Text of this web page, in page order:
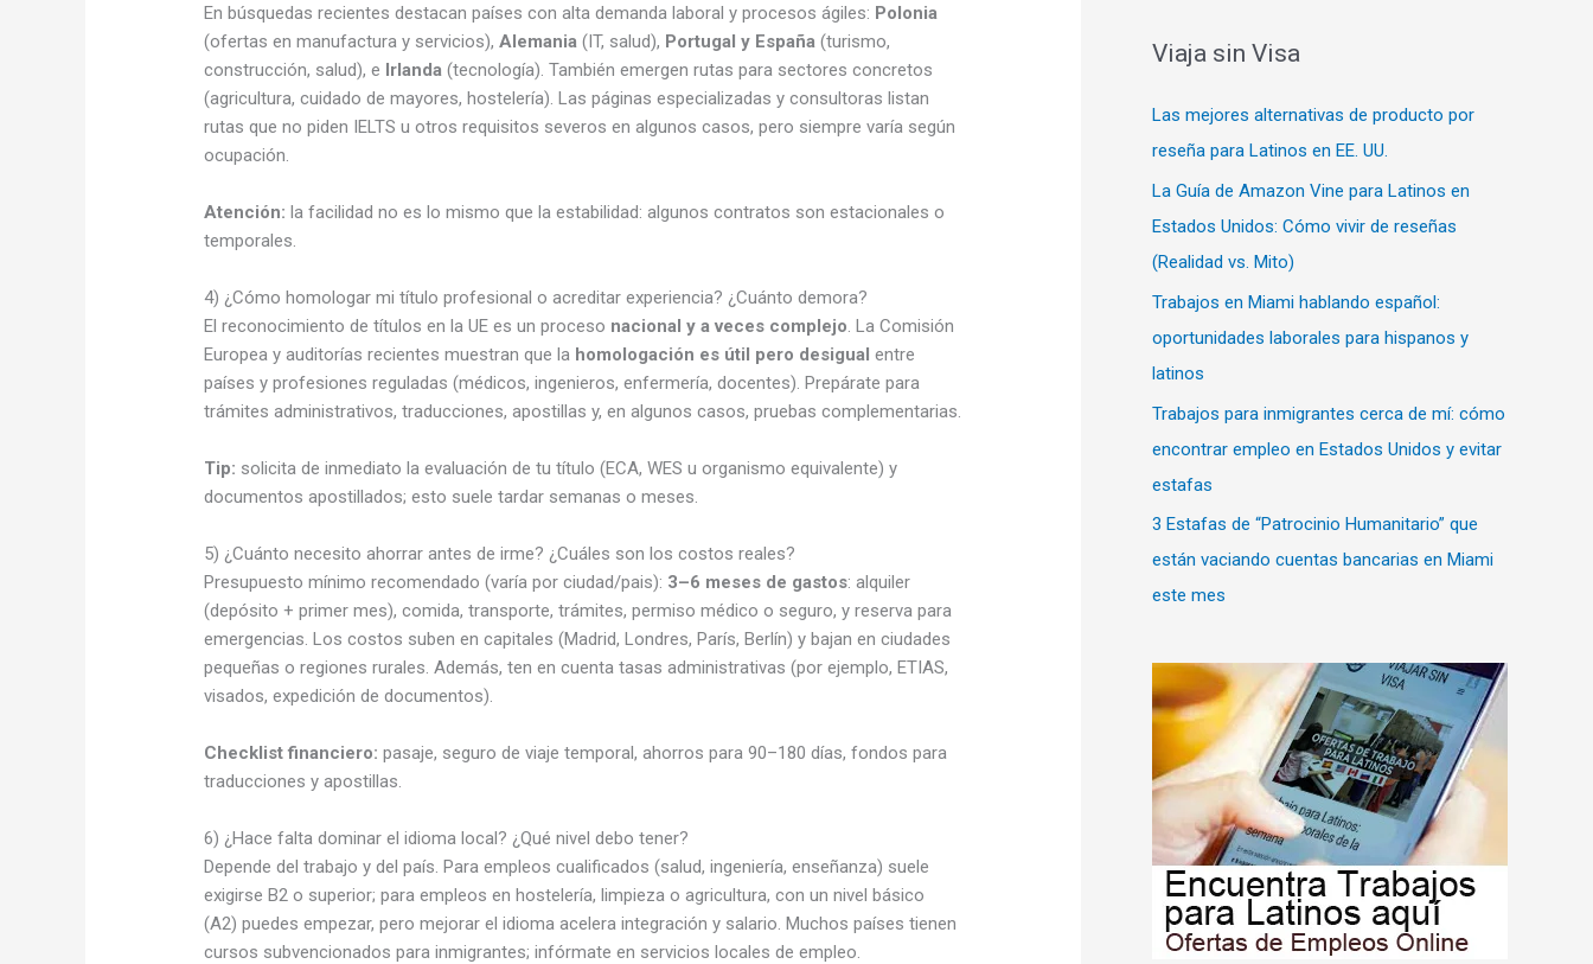
En búsquedas recientes destacan países con alta demanda laboral y procesos ágiles: Polonia
(ofertas en manufactura y servicios),Alemania (IT, salud), Portugal y España (turismo,
construcción, salud), e Irlanda (tecnología). También emergen rutas para sectores concretos
(agricultura, cuidado de mayores, hostelería). Las páginas especializadas y consultoras listan
rutas que no piden IELTS u otros requisitos severos en algunos casos, pero siempre varía según
ocupación.
Atención: la facilidad no es lo mismo que la estabilidad: algunos contratos son estacionales o
temporales.
4) ¿Cómo homologar mi título profesional o acreditar experiencia? ¿Cuánto demora?
El reconocimiento de títulos en la UE es un proceso nacional y a veces complejo. La Comisión
Europea y auditorías recientes muestran que la homologación es útil pero desigual entre
países y profesiones reguladas (médicos, ingenieros, enfermería, docentes). Prepárate para
trámites administrativos, traducciones, apostillas y, en algunos casos, pruebas complementarias.
Tip: solicita de inmediato la evaluación de tu título (ECA, WES u organismo equivalente) y
documentos apostillados; esto suele tardar semanas o meses.
5) ¿Cuánto necesito ahorrar antes de irme? ¿Cuáles son los costos reales?
Presupuesto mínimo recomendado (varía por ciudad/pais): 3–6 meses de gastos: alquiler
(depósito + primer mes), comida, transporte, trámites, permiso médico o seguro, y reserva para
emergencias. Los costos suben en capitales (Madrid, Londres, París, Berlín) y bajan en ciudades
pequeñas o regiones rurales. Además, ten en cuenta tasas administrativas (por ejemplo, ETIAS,
visados, expedición de documentos).
Checklist financiero: pasaje, seguro de viaje temporal, ahorros para 90–180 días, fondos para
traducciones y apostillas.
6) ¿Hace falta dominar el idioma local? ¿Qué nivel debo tener?
Depende del trabajo y del país. Para empleos cualificados (salud, ingeniería, enseñanza) suele
exigirse B2 o superior; para empleos en hostelería, limpieza o agricultura, con un nivel básico
(A2) puedes empezar, pero mejorar el idioma acelera integración y salario. Muchos países tienen
cursos subvencionados para inmigrantes; infórmate en servicios locales de empleo.
Viaja sin Visa
Las mejores alternativas de producto por
reseña para Latinos en EE. UU.
La Guía de Amazon Vine para Latinos en
Estados Unidos: Cómo vivir de reseñas
(Realidad vs. Mito)
Trabajos en Miami hablando español:
oportunidades laborales para hispanos y
latinos
Trabajos para inmigrantes cerca de mí: cómo
encontrar empleo en Estados Unidos y evitar
estafas
3 Estafas de “Patrocinio Humanitario” que
están vaciando cuentas bancarias en Miami
este mes